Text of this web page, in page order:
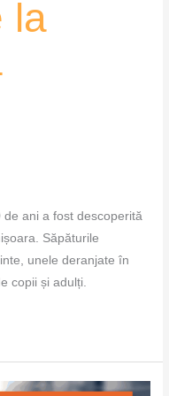
la
ani a fost descoperită
Săpăturile
unele deranjate în
copii și adulți.